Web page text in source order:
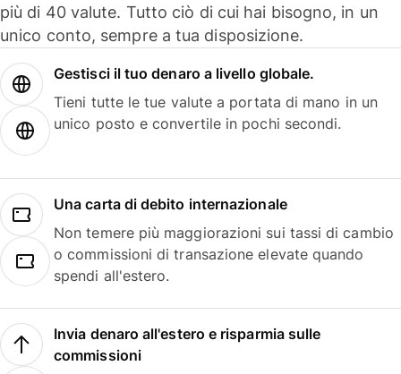
più di 40 valute. Tutto ciò di cui hai bisogno, in un
unico conto, sempre a tua disposizione.
Gestisci il tuo denaro a livello globale.
Tieni tutte le tue valute a portata di mano in un
unico posto e convertile in pochi secondi.
Una carta di debito internazionale
Non temere più maggiorazioni sui tassi di cambio
o commissioni di transazione elevate quando
spendi all'estero.
Invia denaro all'estero e risparmia sulle
commissioni